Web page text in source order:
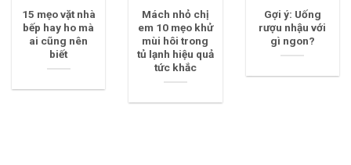
15 mẹo vặt nhà
bếp hay ho mà
ai cũng nên
biết
Mách nhỏ chị
em 10 mẹo khử
mùi hôi trong
tủ lạnh hiệu quả
tức khắc
Gợi ý: Uống
rượu nhậu với
gì ngon?